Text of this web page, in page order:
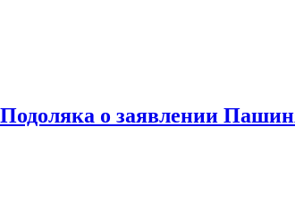
о заявлении